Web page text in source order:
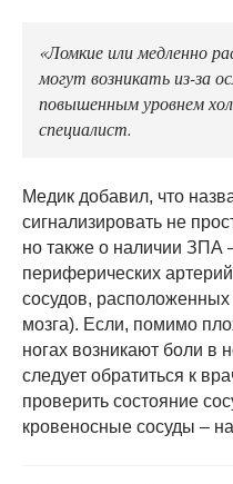
«Ломкие или медленно
могут возникать из-за
повышенным уровнем
специалист.
Медик добавил, что
сигнализировать не
но также о наличии ЗПА
периферических
сосудов,
мозга). Если, помимо
ногах возникают боли в
следует обратиться к
проверить состояние
кровеносные сосуды –